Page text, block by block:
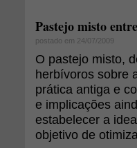
Pastejo misto
postado em 24/07/2009
O pastejo misto,
herbívoros sobre
prática antiga e
e implicações
estabelecer a
objetivo de